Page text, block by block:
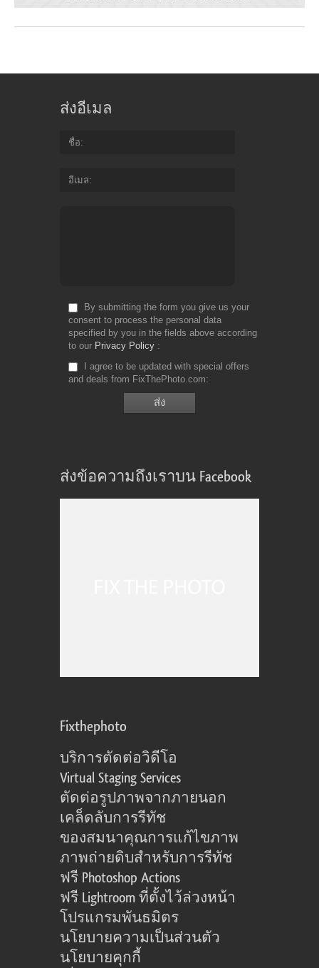
ส่งอีเมล
ชื่อ
อีเมล
By submitting the form you give us your
consent to process the personal data
specified by you in the fields above according
to our Privacy Policy
I agree to be updated with special offers
and deals from FixThePhoto.com
ส่งข้อความถึงเราบน Facebook
Fixthephoto
บริการตัดต่อวิดีโอ
Virtual Staging Services
ตัดต่อรูปภาพจากภายนอก
เคล็ดลับการรีทัช
ของสมนาคุณการแก้ไขภาพ
ภาพถ่ายดิบสำหรับการรีทัช
ฟรี Photoshop Actions
ฟรี Lightroom ที่ตั้งไว้ล่วงหน้า
โปรแกรมพันธมิตร
นโยบายความเป็นส่วนตัว
นโยบายคุกกี้